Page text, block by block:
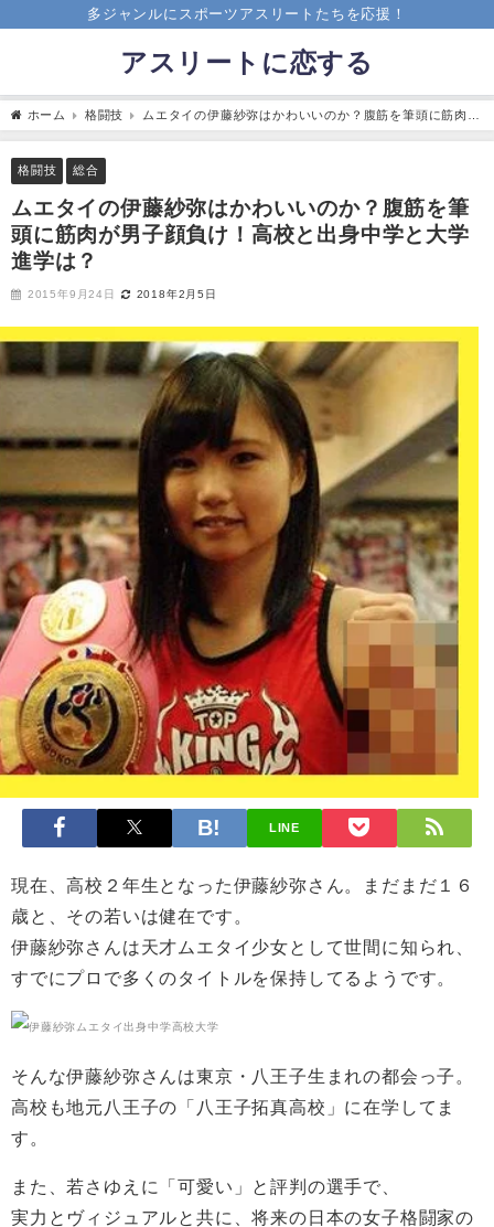
多ジャンルにスポーツアスリートたちを応援！
アスリートに恋する
ホーム 格闘技
ムエタイの伊藤紗弥はかわいいのか？腹筋を筆頭に筋肉が
男子顔負け！高校と出身中学と大学進学は？
格闘技 総合
ムエタイの伊藤紗弥はかわいいのか？腹筋を筆
頭に筋肉が男子顔負け！高校と出身中学と大学
進学は？
2015年9月24日 2018年2月5日
LINE
現在、高校２年生となった伊藤紗弥さん。まだまだ１６
歳と、その若いは健在です。
伊藤紗弥さんは天才ムエタイ少女として世間に知られ、
すでにプロで多くのタイトルを保持してるようです。
そんな伊藤紗弥さんは東京・八王子生まれの都会っ子。
高校も地元八王子の「八王子拓真高校」に在学してま
す。
また、若さゆえに「可愛い」と評判の選手で、
実力とヴィジュアルと共に、将来の日本の女子格闘家の